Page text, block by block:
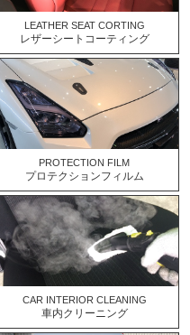
LEATHER SEAT CORTING
レザーシートコーティング
PROTECTION FILM
プロテクションフィルム
CAR INTERIOR CLEANING
車内クリーニング